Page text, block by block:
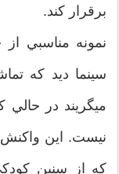
برقرار کند.
نمونه مناسبي
سينما ديد که
ميگريند در
نيست. اين
که از سنين